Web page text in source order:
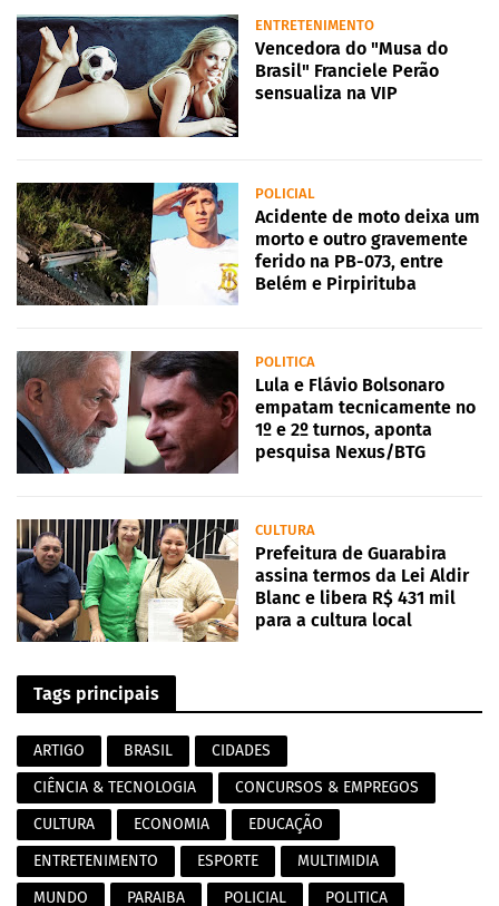
ENTRETENIMENTO
Vencedora do "Musa do
Brasil" Franciele Perão
sensualiza na VIP
POLICIAL
Acidente de moto deixa um
morto e outro gravemente
ferido na PB-073, entre
Belém e Pirpirituba
POLITICA
Lula e Flávio Bolsonaro
empatam tecnicamente no
1º e 2º turnos, aponta
pesquisa Nexus/BTG
CULTURA
Prefeitura de Guarabira
assina termos da Lei Aldir
Blanc e libera R$ 431 mil
para a cultura local
Tags principais
ARTIGO BRASIL
CIDADES
CIÊNCIA & TECNOLOGIA
CONCURSOS & EMPREGOS
CULTURA
ECONOMIA
EDUCAÇÃO
ENTRETENIMENTO
ESPORTE
MULTIMIDIA
MUNDO
PARAIBA POLICIAL POLITICA